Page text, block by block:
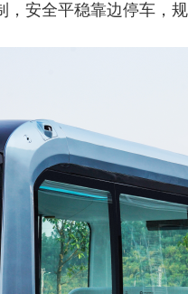
安全平稳靠边停车，规